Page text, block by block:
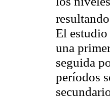
El estudio
una
seguida
períodos